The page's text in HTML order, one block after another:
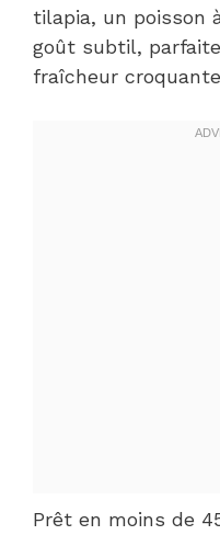
tilapia, un poisson
goût subtil,
fraîcheur
Prêt en moins de